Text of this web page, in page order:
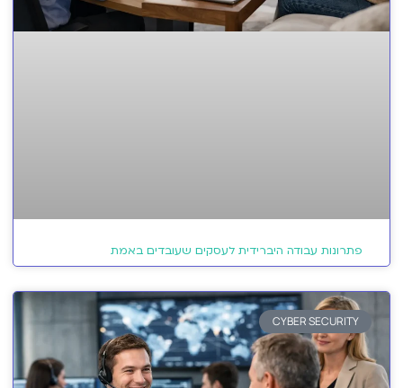
פתרונות עבודה היברידית לעסקים שעובדים באמת
CYBER SECURITY